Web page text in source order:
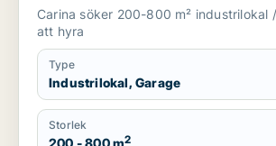
Carina söker 200-800 m² industrilokal
att hyra
Type
Industrilokal, Garage
Storlek
200 - 800 m2